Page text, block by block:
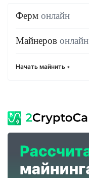
Ферм онлайн
Майнеров онлайн
Начать майнить